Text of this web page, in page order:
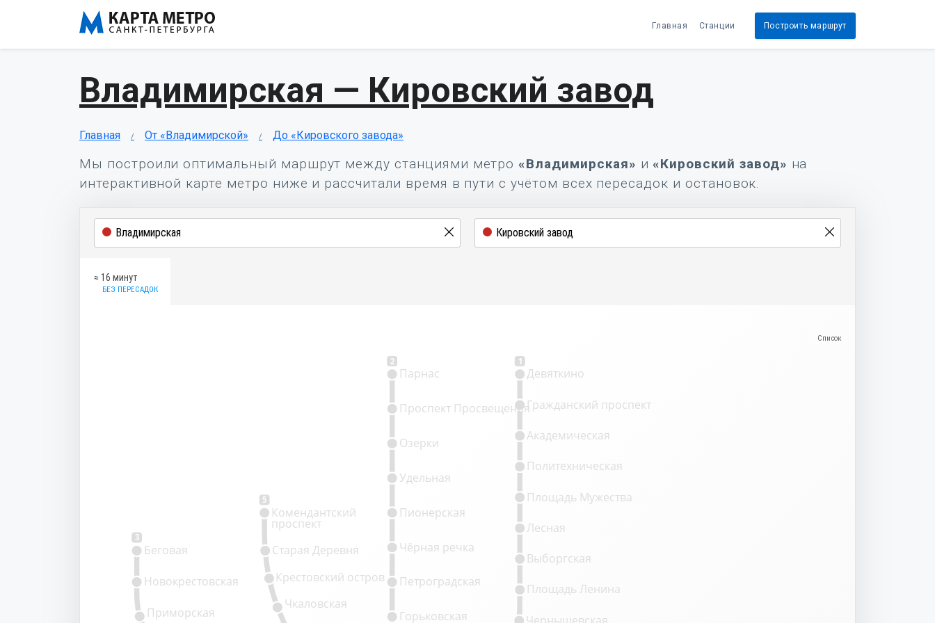
Главная Станции Построить маршрут
Владимирская — Кировский завод
Главная От «Владимирской» До «Кировского завода»
Мы построили оптимальный маршрут между станциями метро«Владимирская» и«Кировский завод» на
интерактивной карте метро ниже и рассчитали время в пути с учётом всех пересадок и остановок.
≈ 16 минут
БЕЗ ПЕРЕСАДОК
3
5
2 1
Приморская
Чкаловская
Крестовский остров
Старая Деревня
Комендантский
проспект
Горьковская
Петроградская
Чёрная речка
Пионерская
Удельная
Озерки
Проспект Просвещения
Парнас
Чернышевская
Площадь Ленина
Выборгская
Лесная
Площадь Мужества
Политехническая
Академическая
Гражданский проспект
Девяткино
Новокрестовская
Беговая